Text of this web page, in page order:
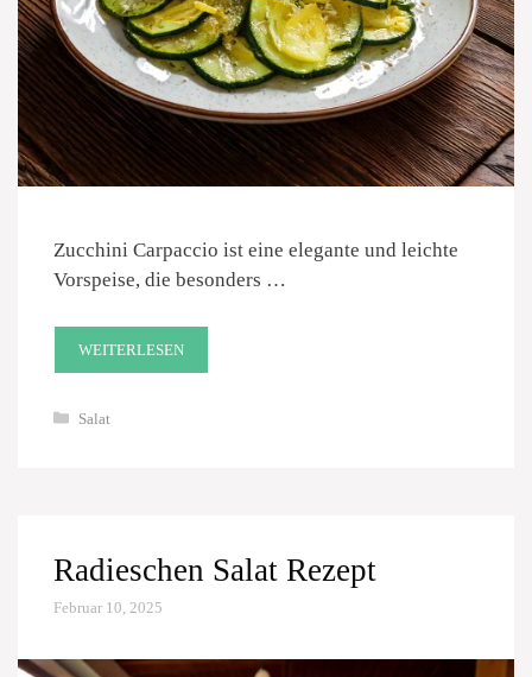
Zucchini Carpaccio ist eine elegante und leichte
Vorspeise, die besonders …
WEITERLESEN
Kategorien
Salat
Radieschen Salat Rezept
Februar 10, 2025